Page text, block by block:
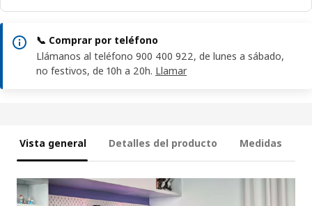
📞 Comprar por teléfono
Llámanos al teléfono 900 400 922, de lunes a sábado,
no festivos, de 10h a 20h. Llamar
Vista general Detalles del producto Medidas